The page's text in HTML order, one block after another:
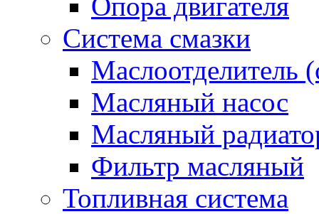
Система смазки
Маслоотделитель
Масляный насос
Масляный
Фильтр масляный
Топливная система